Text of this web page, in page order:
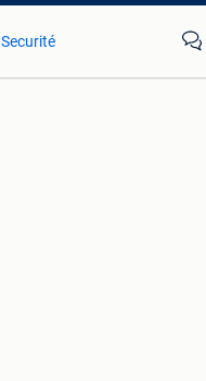
Securité